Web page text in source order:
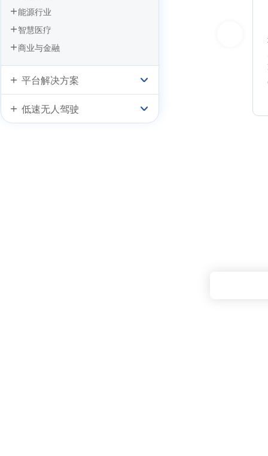
能源行业
智慧医疗
商业与金融
平台解决方案
低速无人驾驶
录巡检，效率低，数
发生设备故障，无法
以保障生产安全。
畅，常有时差，导致故障设备相应
检修需要花费大量时间才能完成维
修。